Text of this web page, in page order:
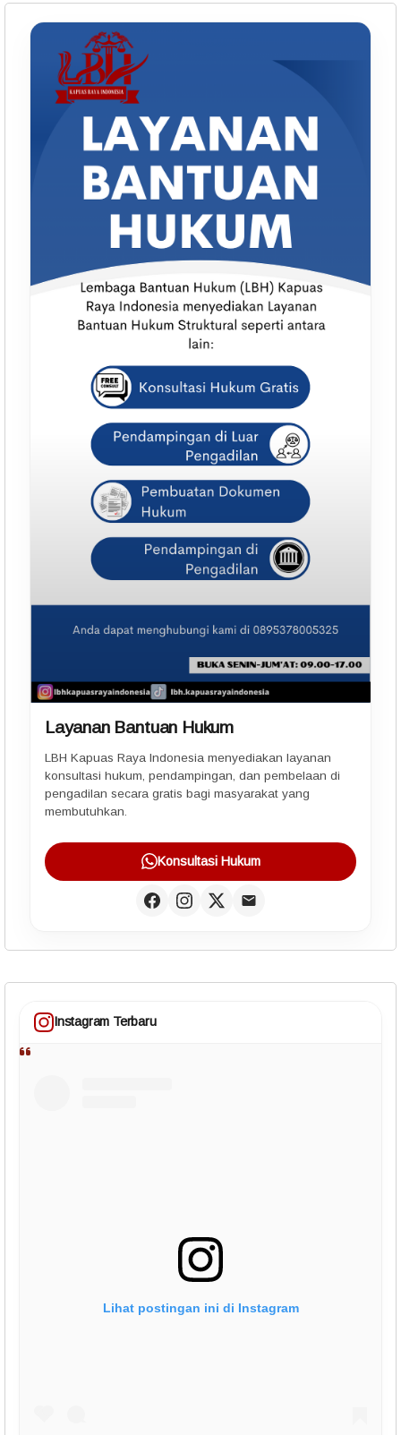
Layanan Bantuan Hukum
LBH Kapuas Raya Indonesia menyediakan layanan
konsultasi hukum, pendampingan, dan pembelaan di
pengadilan secara gratis bagi masyarakat yang
membutuhkan.
Konsultasi Hukum
Instagram Terbaru
Lihat postingan ini di Instagram